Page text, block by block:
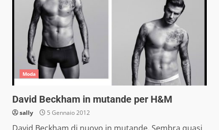
Moda
David Beckham in mutande per H&M
sally 5 Gennaio 2012